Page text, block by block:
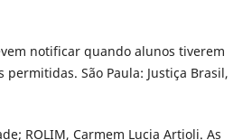
notificar quando alunos tiverem
permitidas. São Paula: Justiça Brasil,
ROLIM, Carmem Lucia Artioli. As